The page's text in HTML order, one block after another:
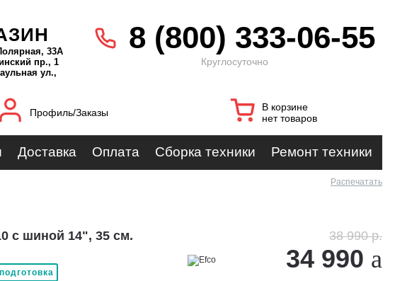
33А
пр., 1
ул.,
8 (800) 333-06-55
Круглосуточно
Профиль/Заказы
В корзине
нет товаров
Доставка Оплата Сборка техники Ремонт техники
Распечатать
с шиной 14", 35 см. 38 990 р.
34 990